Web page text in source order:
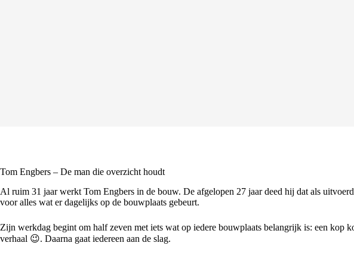
Tom Engbers – De man die overzicht houdt
Al ruim 31 jaar werkt Tom Engbers in de bouw. De afgelopen 27 jaar deed hij dat als
voor alles wat er dagelijks op de bouwplaats gebeurt.
Zijn werkdag begint om half zeven met iets wat op iedere bouwplaats belangrijk is: een kop
verhaal 😉. Daarna gaat iedereen aan de slag.